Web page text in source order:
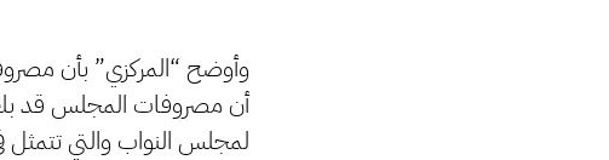
وأوضح “المركزي” بأن
لمجلس النواب والتي تتمثل في 21